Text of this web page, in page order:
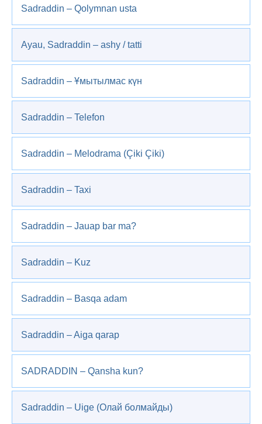
Sadraddin – Qolymnan usta
Ayau, Sadraddin – ashy / tatti
Sadraddin – Ұмытылмас күн
Sadraddin – Telefon
Sadraddin – Melodrama (Çiki Çiki)
Sadraddin – Taxi
Sadraddin – Jauap bar ma?
Sadraddin – Kuz
Sadraddin – Basqa adam
Sadraddin – Aiga qarap
SADRADDIN – Qansha kun?
Sadraddin – Uige (Олай болмайды)